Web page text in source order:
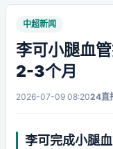
中超新闻
李可小腿血
2-3个月
2026-07-09 08:2024直
李可完成小腿